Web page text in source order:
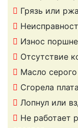
Грязь или
Износ
Отсутствие
Масло
Сгорела
Лопнул или
Не работает